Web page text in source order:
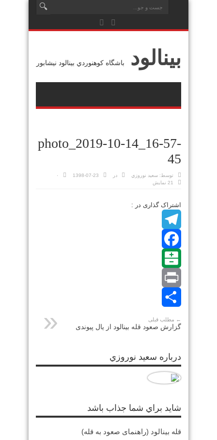
بينالود باشگاه كوهنوردي بينالود نيشابور
photo_2019-10-14_16-57-
45
توسط: سعيد نوروزي در 1398-07-23
۰
21 نمایش
اشتراک گذاری در :
Telegram
Facebook
Balatarin
Print
اشتراک
← مطلب قبلی
گزارش صعود قله بینالود از یال پیوندی
درباره سعيد نوروزي
شايد براي شما جذاب باشد
قله بینالود (راهنمای صعود به قله)